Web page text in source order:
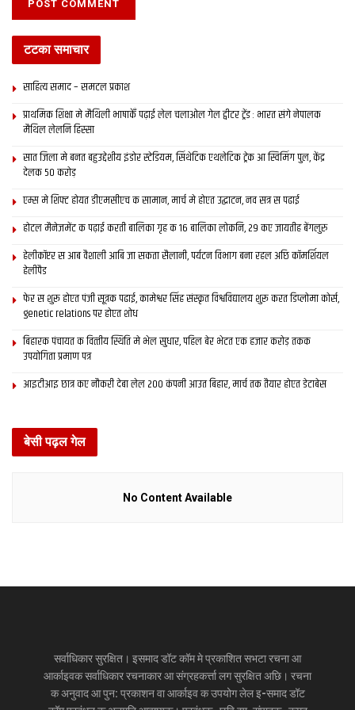
maithili news, mithila news, bihar news, latest bihar
newspaper, darbhanga, patna, दरभंगा, मिथिला, मिथिला समाचार,
मैथिली समाचार, बिहार, मिथिला समाद, इ-समाद, इपेपर
Tags: bihar news
latest maithili news latest mithila news maithili news
इपेपर दरभंगा बिहार मिथिला मिथिला समाचार मिथिला समाद
मैथिली समाचार
टटका समाचार
साहित्य समाद – समटल प्रकाश
प्राथमिक शि‍क्षा मे मैथि‍ली भाषाकेँ पढ़ाई लेल चलाओल गेल ट्वीटर ट्रेंड : भारत संगे नेपालक
मैथिल लेलनि हिस्सा
सात जिला मे बनत बहुउद्देशीय इंडोर स्‍टेडि‍यम, सिंथेटिक एथलेटिक ट्रेक आ स्विमिंग पुल, केंद्र
देलक 50 करोड़
एम्स मे शिफ्ट होयत डीएमसीएच क सामान, मार्च मे होएत उद्घाटन, नव सत्र स पढाई
होटल मैनेजमेंट क पढ़ाई करती बालिका गृह क 16 बालिका लोकनि, 29 कए जायतीह बेंगलुरु
हेलीकॉप्टर स आब वैशाली आबि जा सकता सैलानी, पर्यटन विभाग बना रहल अछि कॉमर्शियल
हेलीपैड
फेर स शुरू होएत पंजी सूत्रक पढाई, कामेश्वर सिंह संस्कृत विश्वविद्यालय शुरू करत डिप्लोमा कोर्स,
genetic relations पर होएत शोध
बिहारक पंचायत क वित्‍तीय स्थिति मे भेल सुधार, पहिल बेर भेटत एक हजार करोड़ तकक
उपयोगिता प्रमाण पत्र
आइटीआइ छात्र कए नौकरी देबा लेल 200 कंपनी आउत बिहार, मार्च तक तैयार होएत डेटाबेस
बेसी पढ़ल गेल
No Content Available
सर्वाधिकार सुरक्षित। इसमाद डॉट कॉम मे प्रकाशित सभटा रचना आ
आर्काइवक सर्वाधिकार रचनाकार आ संग्रहकर्त्ता लग सुरक्षित अछि। रचना
क अनुवाद आ पुन: प्रकाशन वा आर्काइव क उपयोग लेल इ-समाद डॉट